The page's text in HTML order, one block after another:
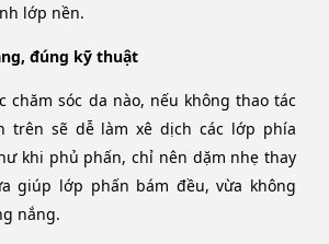
lớp nền.
đúng kỹ thuật
chăm sóc da nào, nếu không thao tác
trên sẽ dễ làm xê dịch các lớp phía
khi phủ phấn, chỉ nên dặm nhẹ thay
giúp lớp phấn bám đều, vừa không
nắng.